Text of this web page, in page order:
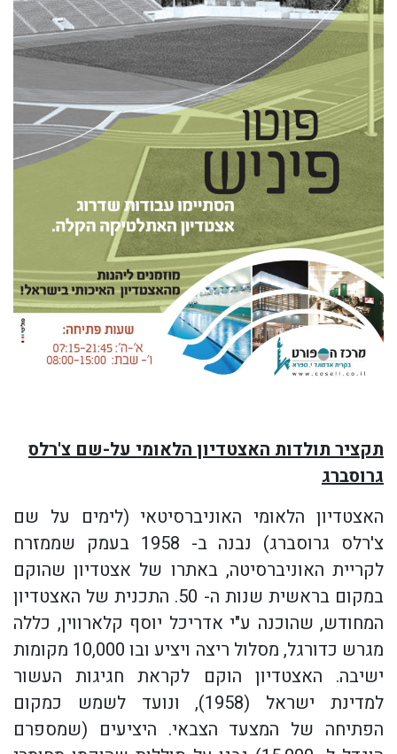
תקציר תולדות האצטדיון הלאומי על-שם צ'רלס
גרוסברג
האצטדיון הלאומי האוניברסיטאי (לימים על שם
צ'רלס גרוסברג) נבנה ב- 1958 בעמק שממזרח
לקריית האוניברסיטה, באתרו של אצטדיון שהוקם
במקום בראשית שנות ה- 50. התכנית של האצטדיון
המחודש, שהוכנה ע"י אדריכל יוסף קלארווין, כללה
מגרש כדורגל, מסלול ריצה ויציע ובו 10,000 מקומות
ישיבה. האצטדיון הוקם לקראת חגיגות העשור
למדינת ישראל (1958), ונועד לשמש כמקום
הפתיחה של המצעד הצבאי. היציעים (שמספרם